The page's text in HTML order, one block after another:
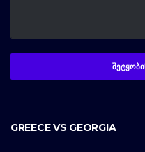
GREECE VS GEORGIA